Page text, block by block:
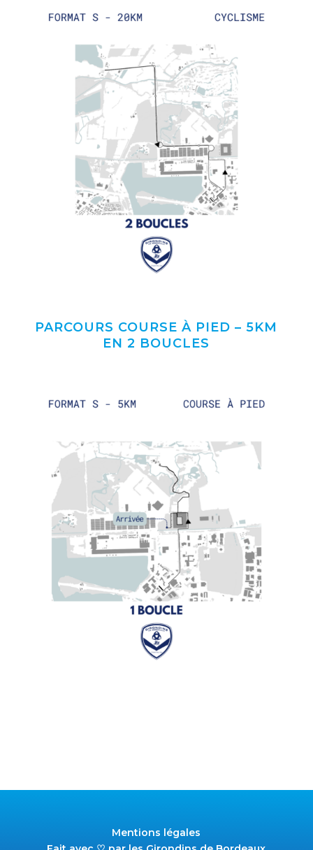
PARCOURS COURSE À PIED – 5KM
EN 2 BOUCLES
Mentions légales